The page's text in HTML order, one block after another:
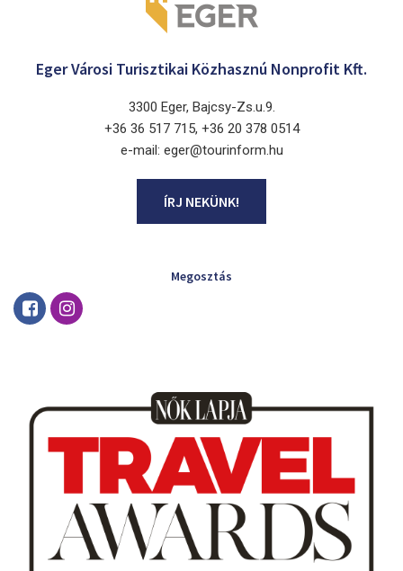
Eger Városi Turisztikai Közhasznú Nonprofit Kft.
3300 Eger, Bajcsy-Zs.u.9.
+36 36 517 715, +36 20 378 0514
e-mail: eger@tourinform.hu
ÍRJ NEKÜNK!
Megosztás